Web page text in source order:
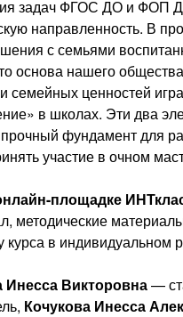
задач ФГОС ДО и ФОП
направленность. В
с семьями
основа нашего
ценностей
в школах. Эти два
фундамент для
участие в очном
площадке
методические
курса в индивидуальном
Инесса Викторовна—
Кочукова Инесса